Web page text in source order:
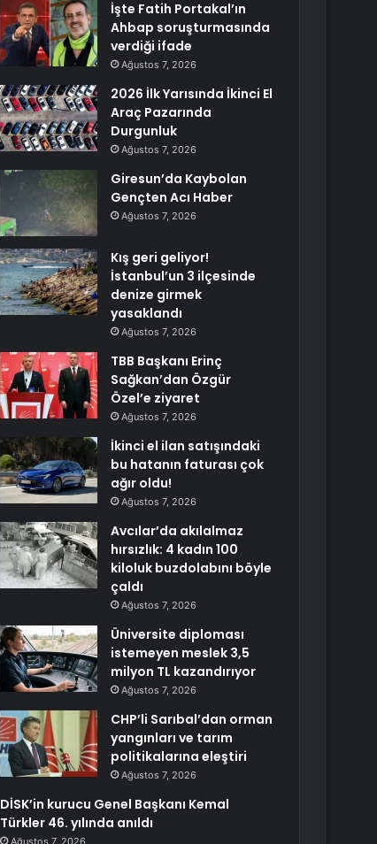
İşte Fatih Portakal’ın
Ahbap soruşturmasında
verdiği ifade
Ağustos 7, 2026
2026 İlk Yarısında İkinci El
Araç Pazarında
Durgunluk
Ağustos 7, 2026
Giresun’da Kaybolan
Gençten Acı Haber
Ağustos 7, 2026
Kış geri geliyor!
İstanbul’un 3 ilçesinde
denize girmek
yasaklandı
Ağustos 7, 2026
TBB Başkanı Erinç
Sağkan’dan Özgür
Özel’e ziyaret
Ağustos 7, 2026
İkinci el ilan satışındaki
bu hatanın faturası çok
ağır oldu!
Ağustos 7, 2026
Avcılar’da akılalmaz
hırsızlık: 4 kadın 100
kiloluk buzdolabını böyle
çaldı
Ağustos 7, 2026
Üniversite diploması
istemeyen meslek 3,5
milyon TL kazandırıyor
Ağustos 7, 2026
CHP’li Sarıbal’dan orman
yangınları ve tarım
politikalarına eleştiri
Ağustos 7, 2026
DİSK’in kurucu Genel Başkanı Kemal
Türkler 46. yılında anıldı
Ağustos 7, 2026